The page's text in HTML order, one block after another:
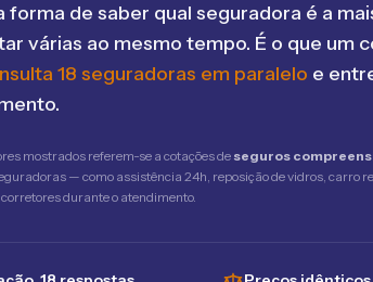
forma de saber qual seguradora é a
várias ao mesmo tempo. É o que um
18 seguradoras em paralelo e
mostrados referem-se a cotações de seguros
— como assistência 24h, reposição de vidros, carro
corretores durante o atendimento.